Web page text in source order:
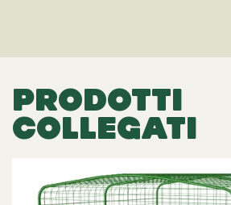
PRODOTTI
COLLEGATI